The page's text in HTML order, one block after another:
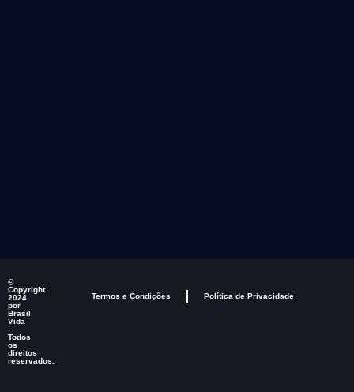
©
Copyright
2024
por
Brasil
Vida
-
Todos
os
direitos
reservados.
Termos e Condições Política de Privacidade